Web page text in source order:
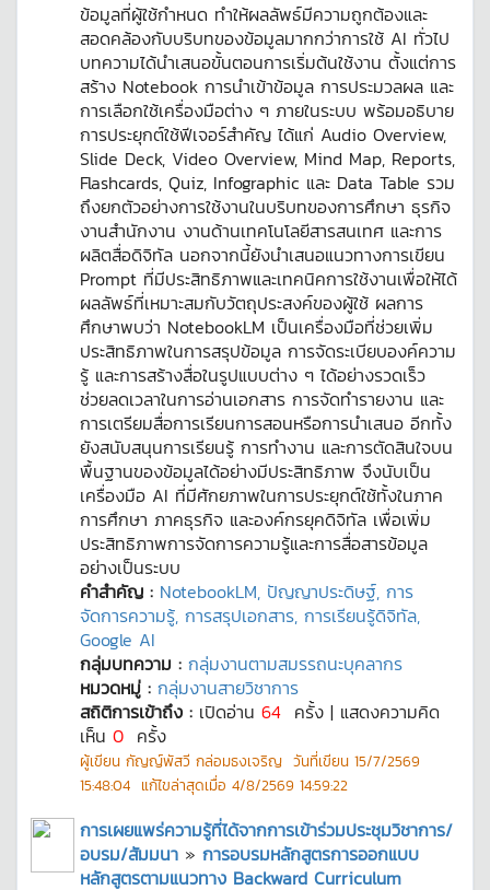
ข้อมูลที่ผู้ใช้กำหนด ทำให้ผลลัพธ์มีความถูกต้องและ
สอดคล้องกับบริบทของข้อมูลมากกว่าการใช้ AI ทั่วไป
บทความได้นำเสนอขั้นตอนการเริ่มต้นใช้งาน ตั้งแต่การ
สร้าง Notebook การนำเข้าข้อมูล การประมวลผล และ
การเลือกใช้เครื่องมือต่าง ๆ ภายในระบบ พร้อมอธิบาย
การประยุกต์ใช้ฟีเจอร์สำคัญ ได้แก่ Audio Overview,
Slide Deck, Video Overview, Mind Map, Reports,
Flashcards, Quiz, Infographic และ Data Table รวม
ถึงยกตัวอย่างการใช้งานในบริบทของการศึกษา ธุรกิจ
งานสำนักงาน งานด้านเทคโนโลยีสารสนเทศ และการ
ผลิตสื่อดิจิทัล นอกจากนี้ยังนำเสนอแนวทางการเขียน
Prompt ที่มีประสิทธิภาพและเทคนิคการใช้งานเพื่อให้ได้
ผลลัพธ์ที่เหมาะสมกับวัตถุประสงค์ของผู้ใช้ ผลการ
ศึกษาพบว่า NotebookLM เป็นเครื่องมือที่ช่วยเพิ่ม
ประสิทธิภาพในการสรุปข้อมูล การจัดระเบียบองค์ความ
รู้ และการสร้างสื่อในรูปแบบต่าง ๆ ได้อย่างรวดเร็ว
ช่วยลดเวลาในการอ่านเอกสาร การจัดทำรายงาน และ
การเตรียมสื่อการเรียนการสอนหรือการนำเสนอ อีกทั้ง
ยังสนับสนุนการเรียนรู้ การทำงาน และการตัดสินใจบน
พื้นฐานของข้อมูลได้อย่างมีประสิทธิภาพ จึงนับเป็น
เครื่องมือ AI ที่มีศักยภาพในการประยุกต์ใช้ทั้งในภาค
การศึกษา ภาคธุรกิจ และองค์กรยุคดิจิทัล เพื่อเพิ่ม
ประสิทธิภาพการจัดการความรู้และการสื่อสารข้อมูล
อย่างเป็นระบบ
คำสำคัญ : NotebookLM, ปัญญาประดิษฐ์, การ
จัดการความรู้, การสรุปเอกสาร, การเรียนรู้ดิจิทัล,
Google AI
กลุ่มบทความ : กลุ่มงานตามสมรรถนะบุคลากร
หมวดหมู่ : กลุ่มงานสายวิชาการ
สถิติการเข้าถึง : เปิดอ่าน 64 ครั้ง | แสดงความคิด
เห็น 0 ครั้ง
ผู้เขียน กัญญ์พัสวี กล่อมธงเจริญ วันที่เขียน 15/7/2569
15:48:04 แก้ไขล่าสุดเมื่อ 4/8/2569 14:59:22
การเผยแพร่ความรู้ที่ได้จากการเข้าร่วมประชุมวิชาการ/
อบรม/สัมมนา » การอบรมหลักสูตรการออกแบบ
หลักสูตรตามแนวทาง Backward Curriculum